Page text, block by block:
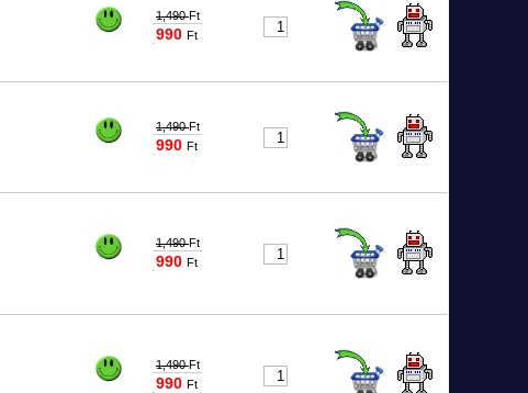
1,490Ft
990 Ft
1,490Ft
990 Ft
1,490Ft
990 Ft
1,490Ft
990 Ft